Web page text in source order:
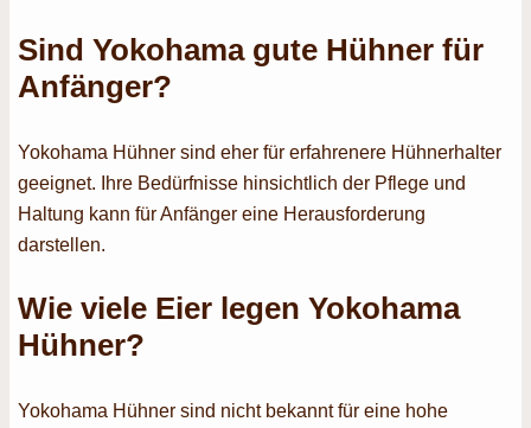
Sind Yokohama gute Hühner für
Anfänger?
Yokohama Hühner sind eher für erfahrenere Hühnerhalter
geeignet. Ihre Bedürfnisse hinsichtlich der Pflege und
Haltung kann für Anfänger eine Herausforderung
darstellen.
Wie viele Eier legen Yokohama
Hühner?
Yokohama Hühner sind nicht bekannt für eine hohe